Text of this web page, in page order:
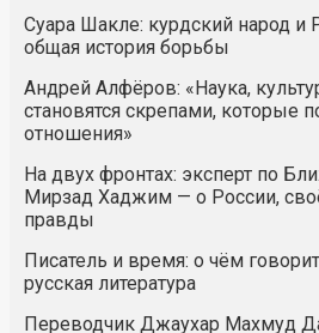
Суара Шакле: курдский народ и
общая история борьбы
Андрей Алфёров: «Наука,
становятся скрепами, которые
отношения»
На двух фронтах: эксперт по
Мирзад Хаджим — о России,
правды
Писатель и время: о чём
русская литература
Переводчик Джаухар Махмуд